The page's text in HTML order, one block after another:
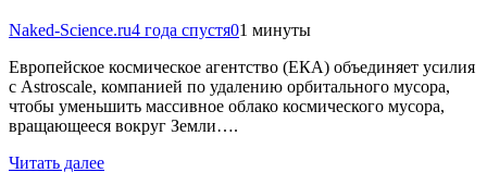
Naked-Science.ru4 года спустя01 минуты
Европейское космическое агентство (ЕКА) объединяет усилия
с Astroscale, компанией по удалению орбитального мусора,
чтобы уменьшить массивное облако космического мусора,
вращающееся вокруг Земли….
Читать далее